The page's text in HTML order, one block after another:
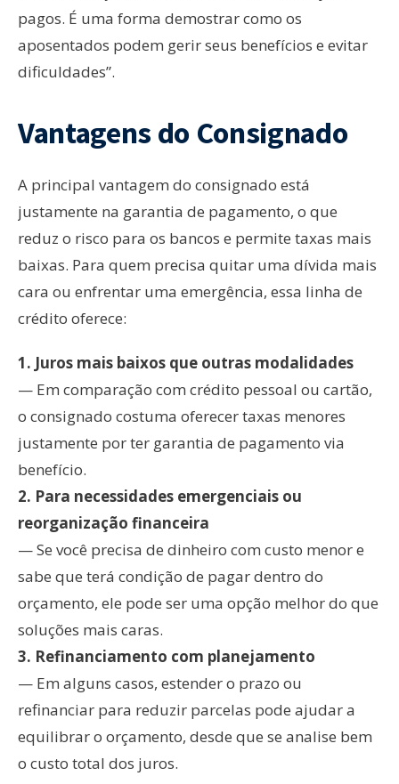
pagos. É uma forma demostrar como os
aposentados podem gerir seus benefícios e evitar
dificuldades”.
Vantagens do Consignado
A principal vantagem do consignado está
justamente na garantia de pagamento, o que
reduz o risco para os bancos e permite taxas mais
baixas. Para quem precisa quitar uma dívida mais
cara ou enfrentar uma emergência, essa linha de
crédito oferece:
1.⁠ ⁠Juros mais baixos que outras modalidades
— Em comparação com crédito pessoal ou cartão,
o consignado costuma oferecer taxas menores
justamente por ter garantia de pagamento via
benefício.
2.⁠ ⁠Para necessidades emergenciais ou
reorganização financeira
— Se você precisa de dinheiro com custo menor e
sabe que terá condição de pagar dentro do
orçamento, ele pode ser uma opção melhor do que
soluções mais caras.
3.⁠ ⁠Refinanciamento com planejamento
— Em alguns casos, estender o prazo ou
refinanciar para reduzir parcelas pode ajudar a
equilibrar o orçamento, desde que se analise bem
o custo total dos juros.